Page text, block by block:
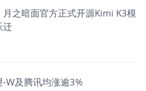
之暗面官方正式开源Kimi K3模
迁
W及腾讯均涨逾3%